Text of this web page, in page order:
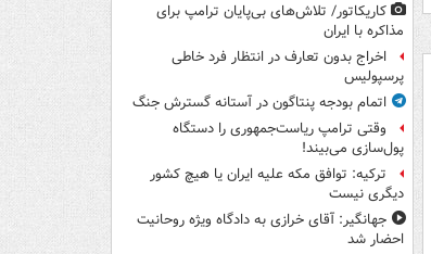
کاریکاتور/ تلاش‌های بی‌پایان ترامپ برای
مذاکره با ایران
اخراج بدون تعارف در انتظار فرد خاطی
پرسپولیس
اتمام بودجه پنتاگون در آستانه گسترش جنگ
وقتی ترامپ ریاست‌جمهوری را دستگاه
پول‌سازی می‌بیند!
ترکیه: توافق مکه علیه ایران یا هیچ کشور
دیگری نیست
جهانگیر: آقای خرازی به دادگاه ویژه روحانیت
احضار شد